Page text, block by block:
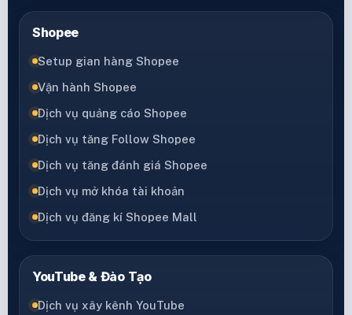
Shopee
Setup gian hàng Shopee
Vận hành Shopee
Dịch vụ quảng cáo Shopee
Dịch vụ tăng Follow Shopee
Dịch vụ tăng đánh giá Shopee
Dịch vụ mở khóa tài khoản
Dịch vụ đăng kí Shopee Mall
YouTube & Đào Tạo
Dịch vụ xây kênh YouTube